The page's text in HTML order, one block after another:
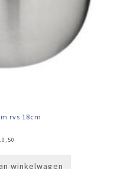
rvs 18cm
winkelwagen